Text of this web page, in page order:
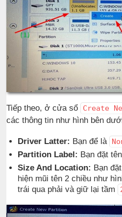
Tiếp theo, ở cửa sổ Create
các thông tin như hình bên
Driver Latter: Bạn để là
Partition Label: Bạn đặt
Size And Location: Bạn
hiện mũi tên 2 chiều như
trái qua phải và giữ lại tầm